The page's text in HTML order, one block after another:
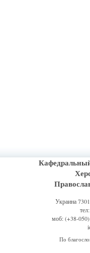
Украина
моб: (+38-
По